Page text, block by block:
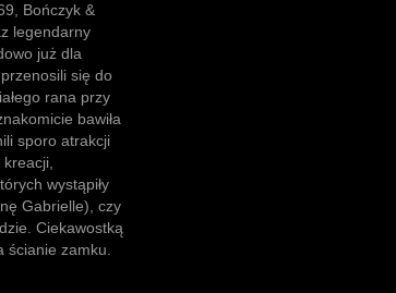
Bończyk &
legendarny
już dla
się do
rana przy
bawiła
sporo atrakcji
wystąpiły
Gabrielle), czy
Ciekawostką
ścianie zamku.